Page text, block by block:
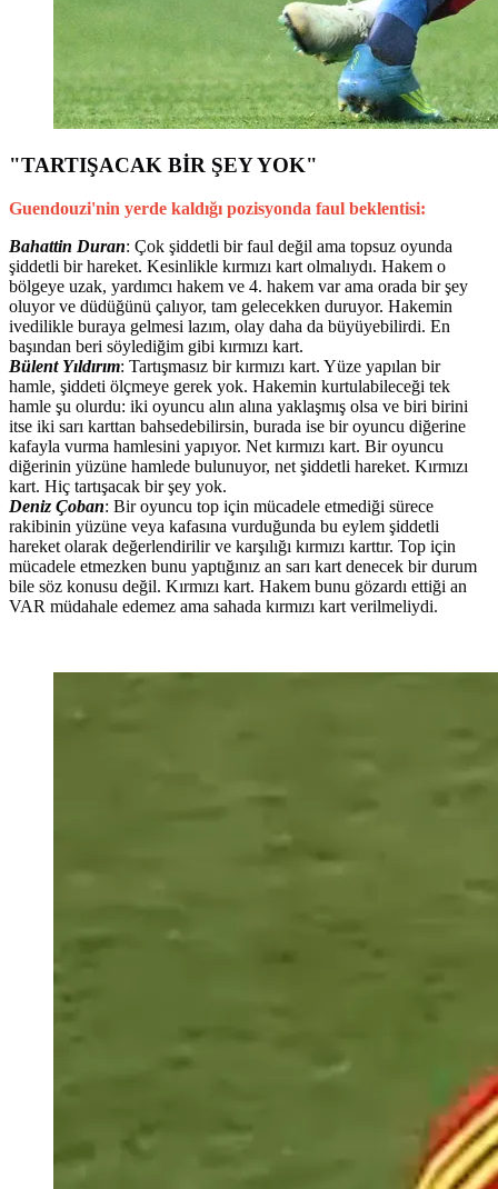
"TARTIŞACAK BİR ŞEY YOK"
Guendouzi'nin yerde kaldığı pozisyonda faul beklentisi:
Bahattin Duran: Çok şiddetli bir faul değil ama topsuz oyunda
şiddetli bir hareket. Kesinlikle kırmızı kart olmalıydı. Hakem o
bölgeye uzak, yardımcı hakem ve 4. hakem var ama orada bir şey
oluyor ve düdüğünü çalıyor, tam gelecekken duruyor. Hakemin
ivedilikle buraya gelmesi lazım, olay daha da büyüyebilirdi. En
başından beri söylediğim gibi kırmızı kart.
Bülent Yıldırım: Tartışmasız bir kırmızı kart. Yüze yapılan bir
hamle, şiddeti ölçmeye gerek yok. Hakemin kurtulabileceği tek
hamle şu olurdu: iki oyuncu alın alına yaklaşmış olsa ve biri birini
itse iki sarı karttan bahsedebilirsin, burada ise bir oyuncu diğerine
kafayla vurma hamlesini yapıyor. Net kırmızı kart. Bir oyuncu
diğerinin yüzüne hamlede bulunuyor, net şiddetli hareket. Kırmızı
kart. Hiç tartışacak bir şey yok.
Deniz Çoban: Bir oyuncu top için mücadele etmediği sürece
rakibinin yüzüne veya kafasına vurduğunda bu eylem şiddetli
hareket olarak değerlendirilir ve karşılığı kırmızı karttır. Top için
mücadele etmezken bunu yaptığınız an sarı kart denecek bir durum
bile söz konusu değil. Kırmızı kart. Hakem bunu gözardı ettiği an
VAR müdahale edemez ama sahada kırmızı kart verilmeliydi.